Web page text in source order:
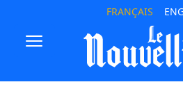
FRANÇAIS